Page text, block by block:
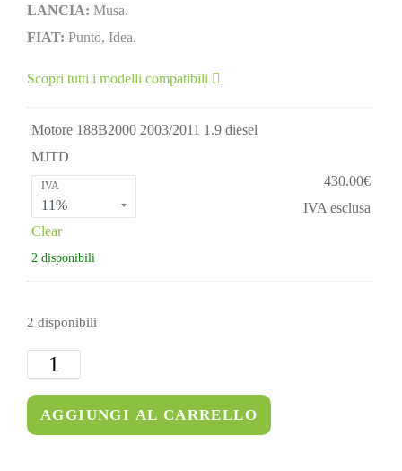
LANCIA: Musa.
FIAT: Punto, Idea.
Scopri tutti i modelli compatibili
Motore 188B2000 2003/2011 1.9 diesel
MJTD
IVA
Clear
2 disponibili
430.00€
IVA esclusa
2 disponibili
AGGIUNGI AL CARRELLO